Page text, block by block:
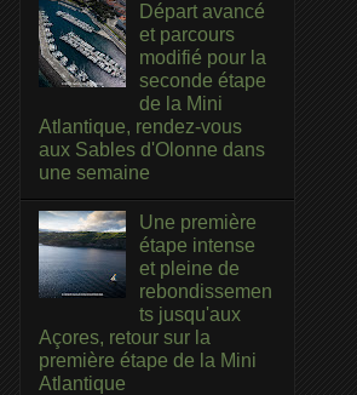
Départ avancé
et parcours
modifié pour la
seconde étape
de la Mini
Atlantique, rendez-vous
aux Sables d'Olonne dans
une semaine
Une première
étape intense
et pleine de
rebondissemen
ts jusqu'aux
Açores, retour sur la
première étape de la Mini
Atlantique